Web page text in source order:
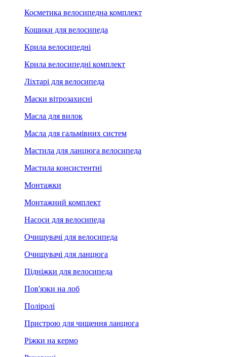
Косметика велосипедна комплект
Кошики для велосипеда
Крила велосипедні
Крила велосипедні комплект
Ліхтарі для велосипеда
Маски вітрозахисні
Масла для вилок
Масла для гальмівних систем
Мастила для ланцюга велосипеда
Мастила консистентні
Монтажки
Монтажний комплект
Насоси для велосипеда
Очищувачі для велосипеда
Очищувачі для ланцюга
Підніжки для велосипеда
Пов'язки на лоб
Поліролі
Пристрою для чищення ланцюга
Ріжки на кермо